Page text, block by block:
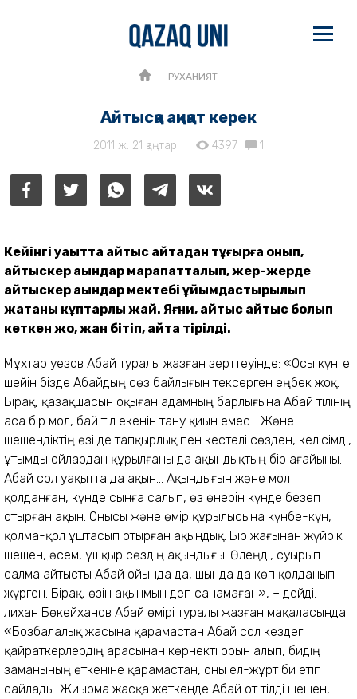
РУХАНИЯТ
Айтысқа ақиқат керек
2011 ж. 21 қаңтар 4397 1
Кейінгі уақытта айтыс қайтадан тұғырға қонып,
айтыскер ақындар марапатталып, жер-жерде
айтыскер ақындар мектебі ұйымдастырылып
жатқаны кұптарлық жай. Яғни, айтыс қайтыс болып
кеткен жоқ, жан бітіп, қайта тірілді.
Мұхтар Әуезов Абай туралы жазған зерттеуінде: «Осы күнге
шейін бізде Абайдың сөз байлығын тексерген еңбек жоқ.
Бірақ, қазақшасын оқыған адамның барлығына Абай тілінің
аса бір мол, бай тіл екенін тану қиын емес... Және
шешендіктің өзі де тапқырлық пен кестелі сөзден, келісімді,
ұтымды ойлардан құрылғаны да ақындықтың бір ағайыны.
Абай сол уақытта да ақын... Ақындығын және мол
қолданған, күнде сынға салып, өз өнерін күнде безеп
отырған ақын. Онысы және өмір құрылысына күнбе-күн,
қолма-қол ұштасып отырған ақындық. Бір жағынан жүйрік
шешен, әсем, ұшқыр сөздің ақындығы. Өлеңді, суырып
салма айтысты Абай ойында да, шында да көп қолданып
жүрген. Бірақ, өзін ақынмын деп санамаған», – дейді.
Әлихан Бөкейханов Абай өмірі туралы жазған мақаласында:
«Бозбалалық жасына қарамастан Абай сол кездегі
қайраткерлердің арасынан көрнекті орын алып, бидің
заманының өткеніне қарамастан, оны ел-жұрт би етіп
сайлады. Жиырма жасқа жеткенде Абай от тілді шешен,